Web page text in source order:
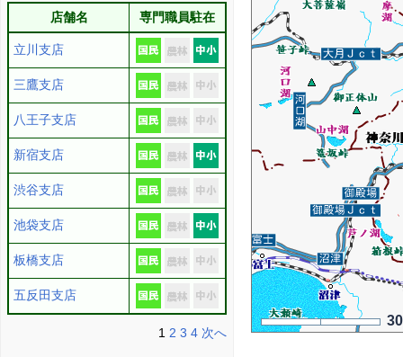
店舗名 専門職員駐在
立川支店
三鷹支店
八王子支店
新宿支店
渋谷支店
池袋支店
板橋支店
五反田支店
1 2 3 4 次へ